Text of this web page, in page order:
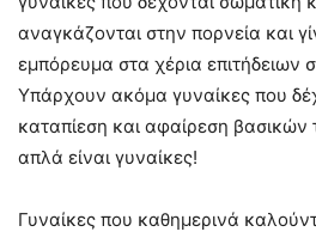
αναγκάζονται στην πορνεία και
εμπόρευμα στα χέρια επιτήδειων
Υπάρχουν ακόμα γυναίκες που
καταπίεση και αφαίρεση βασικών
απλά είναι γυναίκες!
Γυναίκες που καθημερινά